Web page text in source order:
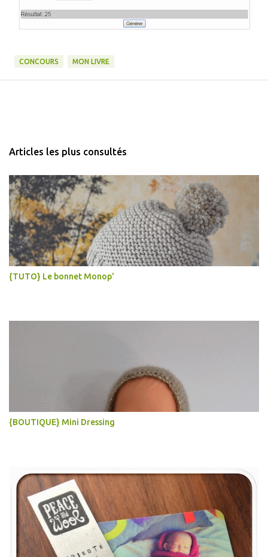
CONCOURS MON LIVRE
Articles les plus consultés
{TUTO} Le bonnet Monop'
{BOUTIQUE} Mini Dressing